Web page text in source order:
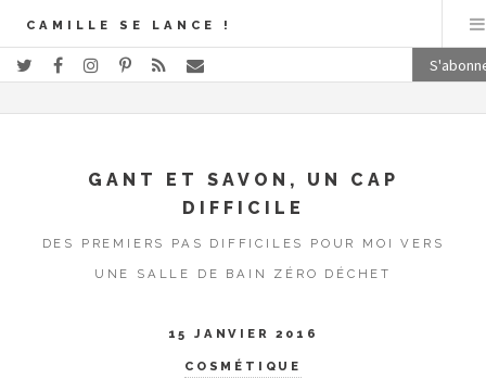
CAMILLE SE LANCE !
GANT ET SAVON, UN CAP
DIFFICILE
DES PREMIERS PAS DIFFICILES POUR MOI VERS
UNE SALLE DE BAIN ZÉRO DÉCHET
15 JANVIER 2016
COSMÉTIQUE